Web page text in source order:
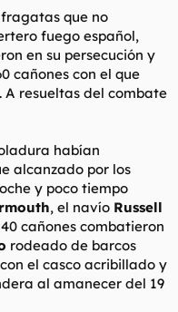
que no
fuego español,
en su persecución y
cañones con el que
resueltas del combate
habían
alcanzado por los
y poco tiempo
, el navío Russell
cañones combatieron
rodeado de barcos
el casco acribillado y
al amanecer del 19